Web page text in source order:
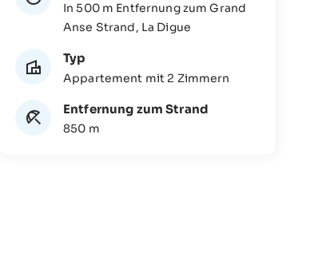
In 500 m Entfernung zum Grand
Anse Strand, La Digue
Typ
Appartement mit 2 Zimmern
Entfernung zum Strand
850 m